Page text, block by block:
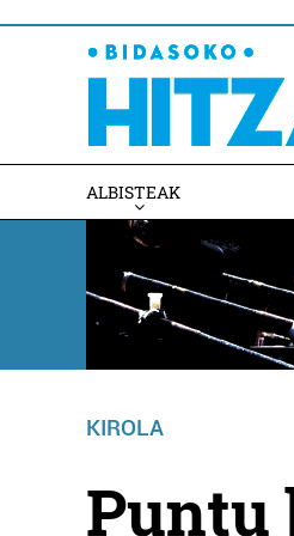
ALBISTEAK
KIROLA
Puntu